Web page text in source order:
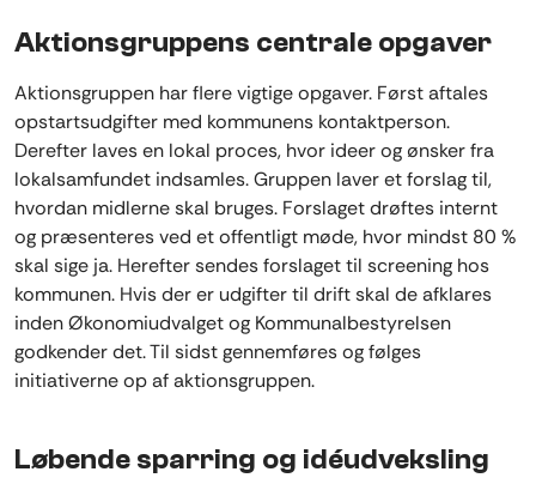
Aktionsgruppens centrale opgaver
Aktionsgruppen har flere vigtige opgaver. Først aftales
opstartsudgifter med kommunens kontaktperson.
Derefter laves en lokal proces, hvor ideer og ønsker fra
lokalsamfundet indsamles. Gruppen laver et forslag til,
hvordan midlerne skal bruges. Forslaget drøftes internt
og præsenteres ved et offentligt møde, hvor mindst 80 %
skal sige ja. Herefter sendes forslaget til screening hos
kommunen. Hvis der er udgifter til drift skal de afklares
inden Økonomiudvalget og Kommunalbestyrelsen
godkender det. Til sidst gennemføres og følges
initiativerne op af aktionsgruppen.
Løbende sparring og idéudveksling